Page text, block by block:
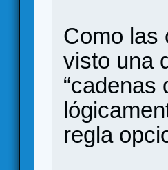
Como las
visto una
“cadenas
regla